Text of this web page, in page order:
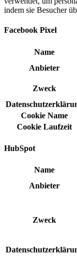
indem sie Besucher
Facebook Pixel
Name
Anbieter
Zweck
Cookie Name
Cookie Laufzeit
HubSpot
Name
Anbieter
Zweck